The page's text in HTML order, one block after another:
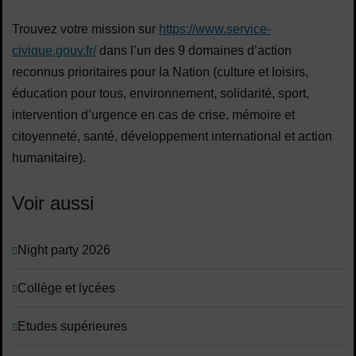
Trouvez votre mission sur https://www.service-
civique.gouv.fr/dans l’un des 9 domaines d’action
reconnus prioritaires pour la Nation (culture et loisirs,
éducation pour tous, environnement, solidarité, sport,
intervention d’urgence en cas de crise, mémoire et
citoyenneté, santé, développement international et action
humanitaire).
Voir aussi
Night party 2026
Collège et lycées
Etudes supérieures